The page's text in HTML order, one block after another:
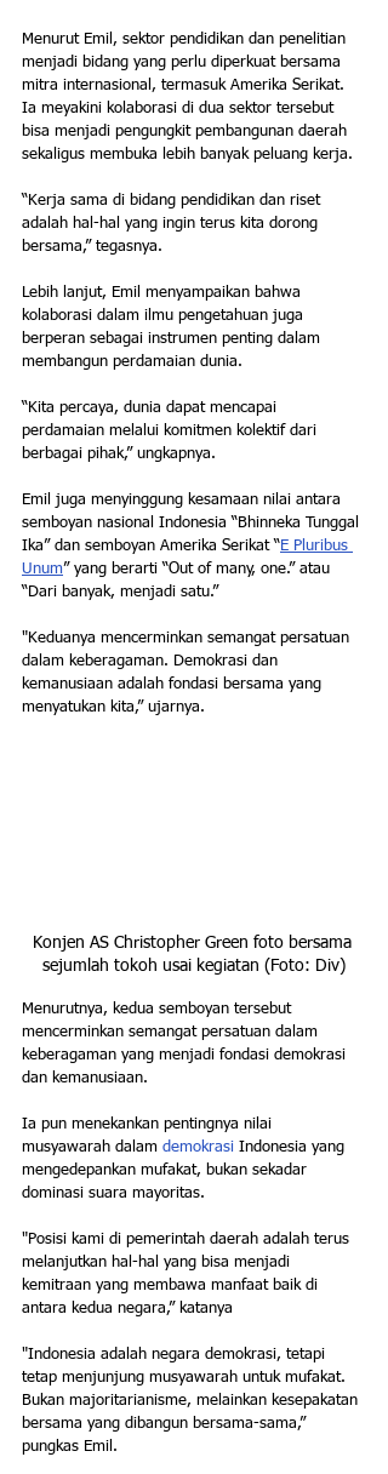
Menurut Emil, sektor pendidikan dan penelitian
menjadi bidang yang perlu diperkuat bersama
mitra internasional, termasuk Amerika Serikat.
Ia meyakini kolaborasi di dua sektor tersebut
bisa menjadi pengungkit pembangunan daerah
sekaligus membuka lebih banyak peluang kerja.
“Kerja sama di bidang pendidikan dan riset
adalah hal-hal yang ingin terus kita dorong
bersama,” tegasnya.
Lebih lanjut, Emil menyampaikan bahwa
kolaborasi dalam ilmu pengetahuan juga
berperan sebagai instrumen penting dalam
membangun perdamaian dunia.
“Kita percaya, dunia dapat mencapai
perdamaian melalui komitmen kolektif dari
berbagai pihak,” ungkapnya.
Emil juga menyinggung kesamaan nilai antara
semboyan nasional Indonesia “Bhinneka Tunggal
Ika” dan semboyan Amerika Serikat “E Pluribus
Unum” yang berarti “Out of many, one.” atau
“Dari banyak, menjadi satu.”
"Keduanya mencerminkan semangat persatuan
dalam keberagaman. Demokrasi dan
kemanusiaan adalah fondasi bersama yang
menyatukan kita,” ujarnya.
Konjen AS Christopher Green foto bersama
sejumlah tokoh usai kegiatan (Foto: Div)
Menurutnya, kedua semboyan tersebut
mencerminkan semangat persatuan dalam
keberagaman yang menjadi fondasi demokrasi
dan kemanusiaan.
Ia pun menekankan pentingnya nilai
musyawarah dalam demokrasi Indonesia yang
mengedepankan mufakat, bukan sekadar
dominasi suara mayoritas.
"Posisi kami di pemerintah daerah adalah terus
melanjutkan hal-hal yang bisa menjadi
kemitraan yang membawa manfaat baik di
antara kedua negara,” katanya
"Indonesia adalah negara demokrasi, tetapi
tetap menjunjung musyawarah untuk mufakat.
Bukan majoritarianisme, melainkan kesepakatan
bersama yang dibangun bersama-sama,”
pungkas Emil.